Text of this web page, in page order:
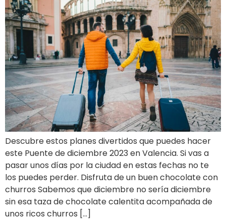
Descubre estos planes divertidos que puedes hacer
este Puente de diciembre 2023 en Valencia. Si vas a
pasar unos días por la ciudad en estas fechas no te
los puedes perder. Disfruta de un buen chocolate con
churros Sabemos que diciembre no sería diciembre
sin esa taza de chocolate calentita acompañada de
unos ricos churros […]